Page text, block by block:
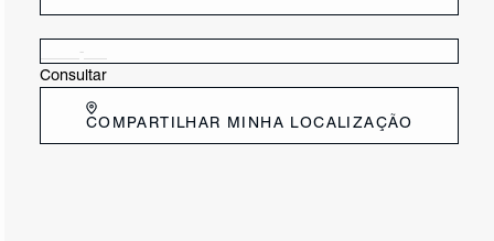
Consultar
COMPARTILHAR MINHA LOCALIZAÇÃO